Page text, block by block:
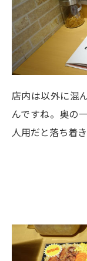
店内は以外に混
んですね。奥の
人用だと落ち着き